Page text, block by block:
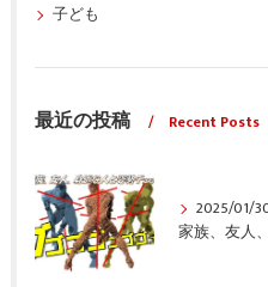
子ども
最近の投稿 Recent Posts
2025/01/